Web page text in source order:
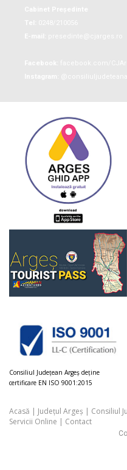
Consiliul Judeţean Argeș deţine
certificare EN ISO 9001:2015
Acasă | Județul Argeș | Consiliul
Servicii Online | Contact